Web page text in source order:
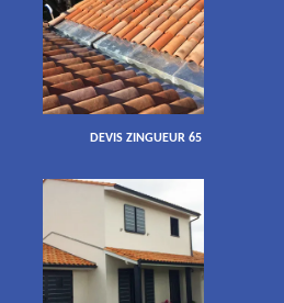
DEVIS ZINGUEUR 65